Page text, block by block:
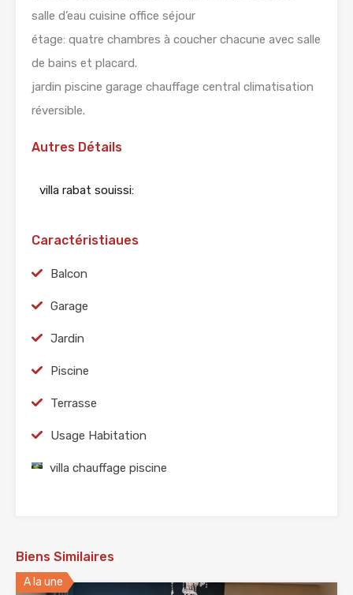
salle d’eau cuisine office séjour
étage: quatre chambres à coucher chacune avec salle
de bains et placard.
jardin piscine garage chauffage central climatisation
réversible.
Autres Détails
villa rabat souissi:
Caractéristiaues
Balcon
Garage
Jardin
Piscine
Terrasse
Usage Habitation
villa chauffage piscine
Biens Similaires
A la une